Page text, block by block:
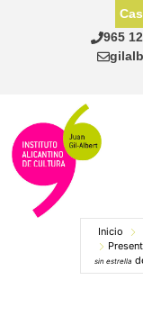
965
Inicio
sin estrella